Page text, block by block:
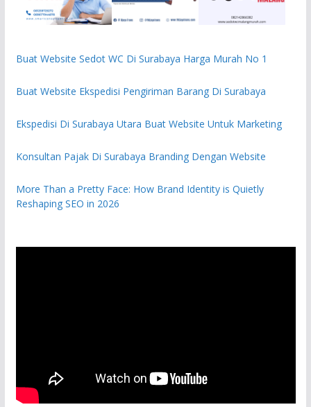
Buat Website Sedot WC Di Surabaya Harga Murah No 1
Buat Website Ekspedisi Pengiriman Barang Di Surabaya
Ekspedisi Di Surabaya Utara Buat Website Untuk Marketing
Konsultan Pajak Di Surabaya Branding Dengan Website
More Than a Pretty Face: How Brand Identity is Quietly
Reshaping SEO in 2026